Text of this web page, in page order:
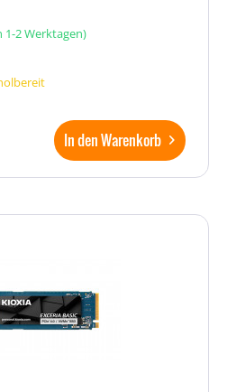
1-2 Werktagen)
In den Warenkorb